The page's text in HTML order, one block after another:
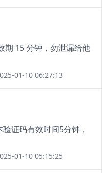
期 15 分钟，勿泄漏给他
01-10 06:27:13
证码有效时间5分钟，
01-10 05:15:25